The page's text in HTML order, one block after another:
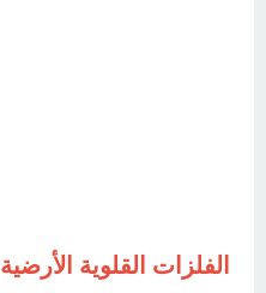
الفلزات القلوية الأرضية